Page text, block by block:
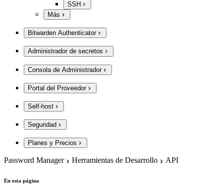
SSH
Más
Bitwarden Authenticator
Administrador de secretos
Consola de Administrador
Portal del Proveedor
Self-host
Seguridad
Planes y Precios
Password Manager Herramientas de Desarrollo API
En esta página